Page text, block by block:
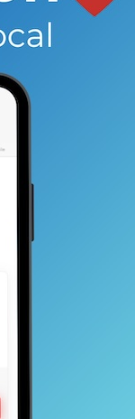
hectáreas
el proceso,
del
del
a la montaña
de
sustentabilidad,
el texto
una inversión
realizada
y que
el año
cuando esté